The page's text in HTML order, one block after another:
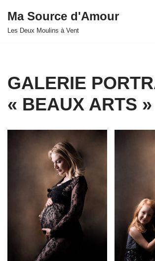
Aller
Ma Source d'Amour
Les Deux Moulins à Vent
GALERIE
« BEAUX ARTS »